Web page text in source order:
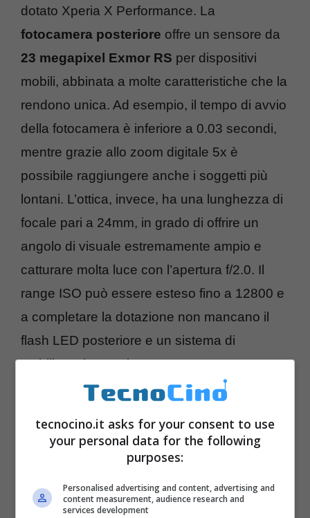
dotato Xperia X Performance. La
fotocamera posteriore offre un sensore da
23 megapixel Exmor RS per dispositivi
mobili, abbinata a molte caratteristiche che la
rendono unica. Ad esempio, il tempo di avvio
della fotocamera è inferiore a 0.03 secondi,
mentre grazie allo zoom digitale 5x è
possibile raggiungere anche i soggetti più
lontani. L’ottica, invece, ha una lunghezza di
focale pari a 24mm, in grado di offrire un
angolo di visuale estremamente ampio e
catturare molta luce con l’apertura f/2.0. Il
range ISO può essere esteso fino a 12800 e
a completare la dotazione non mancano il
flash LED posteriore e un sistema di
stabilizzazione attiva.
sensore da 13 megapixel Exmor RSe
dell’avvio rapido inferiore a 0.03 secondi.
una lunghezza di focale pari a 22mm e
tecnocino.it asks for your consent to use
your personal data for the following
purposes:
Personalised advertising and content, advertising and
content measurement, audience research and
services development